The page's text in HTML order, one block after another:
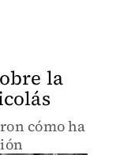
la
cómo ha